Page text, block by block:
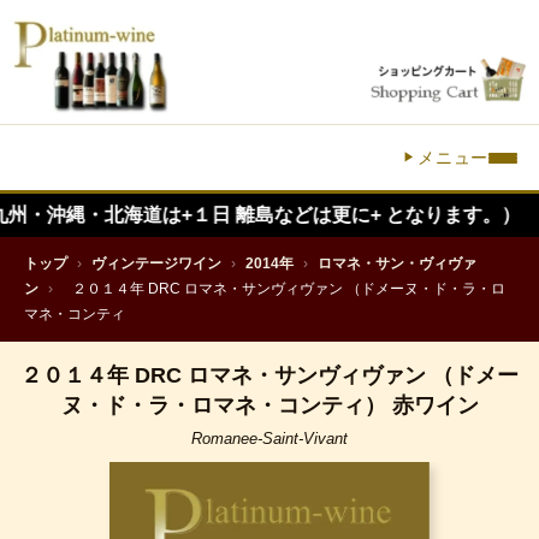
メニュー
海道は+１日 離島などは更に+ となります。）
トップ › ヴィンテージワイン › 2014年 ›
ロマネ・サン・ヴィヴァ
ン ›
２０１４年 DRC ロマネ・サンヴィヴァン （ドメーヌ・ド・ラ・ロ
マネ・コンティ
２０１４年 DRC ロマネ・サンヴィヴァン （ドメー
ヌ・ド・ラ・ロマネ・コンティ） 赤ワイン
Romanee-Saint-Vivant